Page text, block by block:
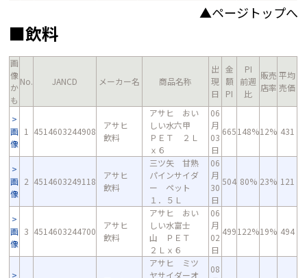
▲ページトップへ
■飲料
画
像
か
も
No. JANCD メーカー名 商品名称
出
現
日
金
額
PI
PI
前週
比
販売
店率
平均
売価
画
像
1 4514603244908
アサヒ
飲料
アサヒ おい
しい水六甲
ＰＥＴ ２Ｌ
ｘ６
06
月
03
日
665148%12% 431
画
像
2 4514603249118
アサヒ
飲料
三ツ矢 甘熟
パインサイダ
ー ペット
１．５Ｌ
06
月
30
日
504 80% 23% 121
画
像
3 4514603244700
アサヒ
飲料
アサヒ おい
しい水富士
山 ＰＥＴ
２Ｌｘ６
06
月
02
日
499122%19% 494
アサヒ ミツ
ヤサイダーオ
08